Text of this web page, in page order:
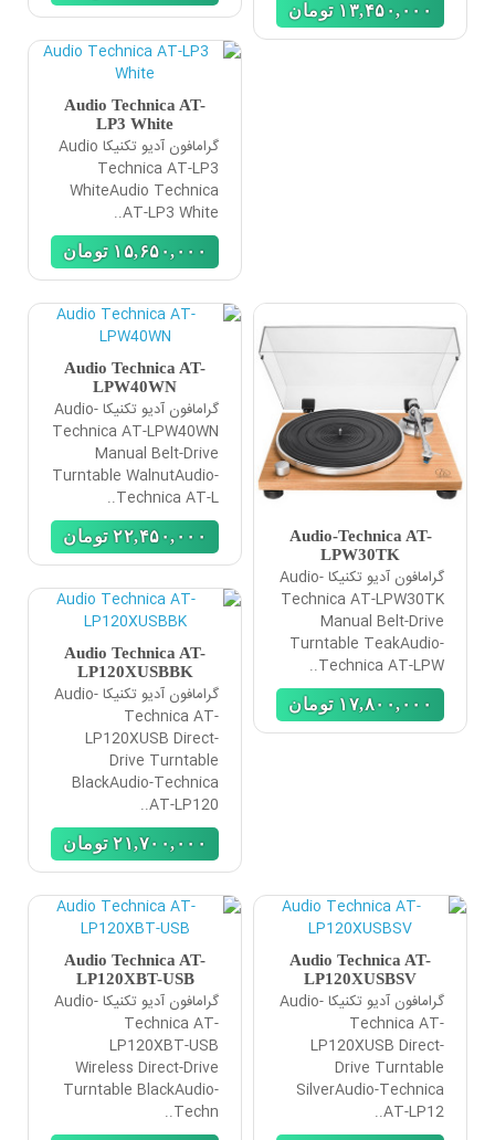
١٣,۴۵٠,٠٠٠ تومان
Audio Technica AT-
LP3 White
گرامافون آدیو تکنیکا Audio
Technica AT-LP3
WhiteAudio Technica
AT-LP3 White..
١۵,۶۵٠,٠٠٠ تومان
Audio-Technica AT-
LPW30TK
گرامافون آدیو تکنیکا Audio-
Technica AT-LPW30TK
Manual Belt-Drive
Turntable TeakAudio-
Technica AT-LPW..
١٧,٨٠٠,٠٠٠ تومان
Audio Technica AT-
LPW40WN
گرامافون آدیو تکنیکا Audio-
Technica AT-LPW40WN
Manual Belt-Drive
Turntable WalnutAudio-
Technica AT-L..
٢٢,۴۵٠,٠٠٠ تومان
Audio Technica AT-
LP120XUSBBK
گرامافون آدیو تکنیکا Audio-
Technica AT-
LP120XUSB Direct-
Drive Turntable
BlackAudio-Technica
AT-LP120..
٢١,٧٠٠,٠٠٠ تومان
Audio Technica AT-
LP120XUSBSV
گرامافون آدیو تکنیکا Audio-
Technica AT-
LP120XUSB Direct-
Drive Turntable
SilverAudio-Technica
AT-LP12..
Audio Technica AT-
LP120XBT-USB
گرامافون آدیو تکنیکا Audio-
Technica AT-
LP120XBT-USB
Wireless Direct-Drive
Turntable BlackAudio-
Techn..